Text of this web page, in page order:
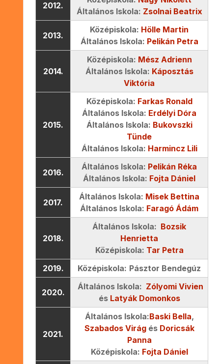
2012.
Általános Iskola: Zsolnai Beatrix
2013.
Középiskola: Hölle Martin
Általános Iskola: Pelikán Petra
2014.
Középiskola: Mész Adrienn
Általános Iskola: Káposztás
Viktória
2015.
Középiskola: Farkas Ronald
Általános Iskola: Erdélyi Dóra
Általános Iskola: Bukovszki
Tünde
Általános Iskola: Harmincz Lili
2016.
Általános Iskola: Pelikán Réka
Általános Iskola: Fojta Dániel
2017.
Általános Iskola: Misek Bettina
Általános Iskola: Faragó Ádám
2018.
Általános Iskola: Bozsik
Henrietta
Középiskola: Tar Petra
2019.
Középiskola: Pásztor Bendegúz
2020.
Általános Iskola: Zólyomi Vivien
és Latyák Domonkos
2021.
Általános Iskola:Baski Bella,
Szabados Virágés Doricsák
Panna
Középiskola: Fojta Dániel